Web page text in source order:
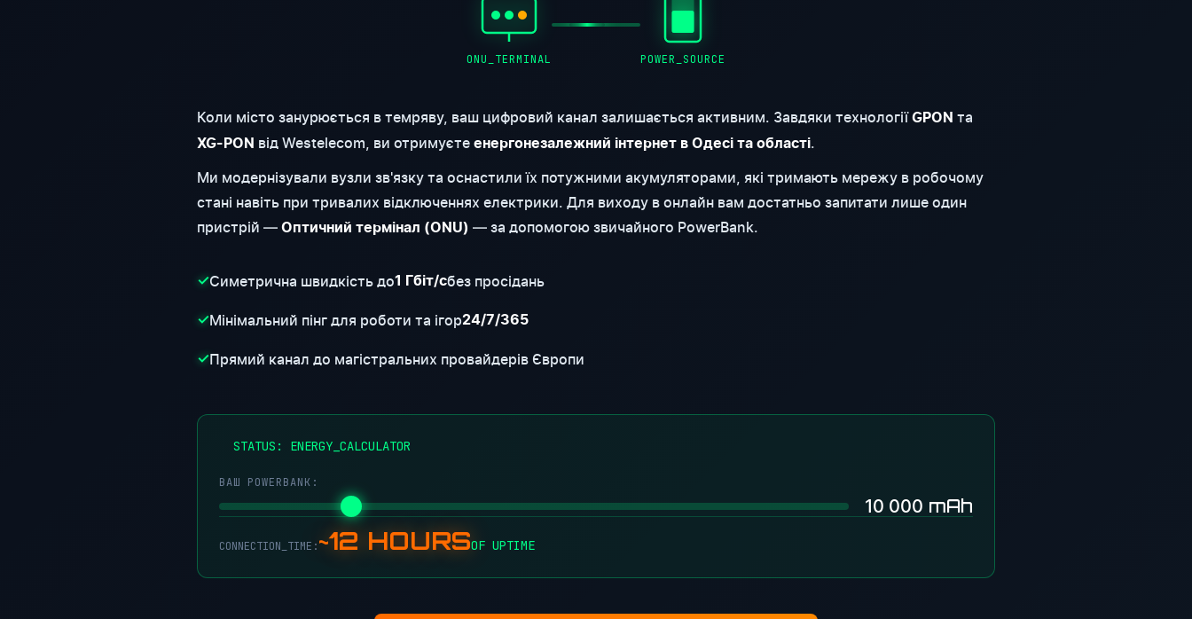
ONU_TERMINAL POWER_SOURCE
Коли місто занурюється в темряву, ваш цифровий канал залишається активним. Завдяки технологіїGPON та
XG-PON від Westelecom, ви отримуєте енергонезалежний інтернет в Одесі та області.
Ми модернізували вузли зв'язку та оснастили їх потужними акумуляторами, які тримають мережу в робочому
стані навіть при тривалих відключеннях електрики. Для виходу в онлайн вам достатньо запитати лише один
пристрій — Оптичний термінал (ONU) — за допомогою звичайного PowerBank.
✓Симетрична швидкість до1 Гбіт/сбез просідань
✓Мінімальний пінг для роботи та ігор24/7/365
✓Прямий канал до магістральних провайдерів Європи
STATUS: ENERGY_CALCULATOR
ВАШ POWERBANK:
10 000 mAh
CONNECTION_TIME:~12 HOURSOF UPTIME